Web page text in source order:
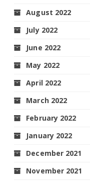
August 2022
July 2022
June 2022
May 2022
April 2022
March 2022
February 2022
January 2022
December 2021
November 2021